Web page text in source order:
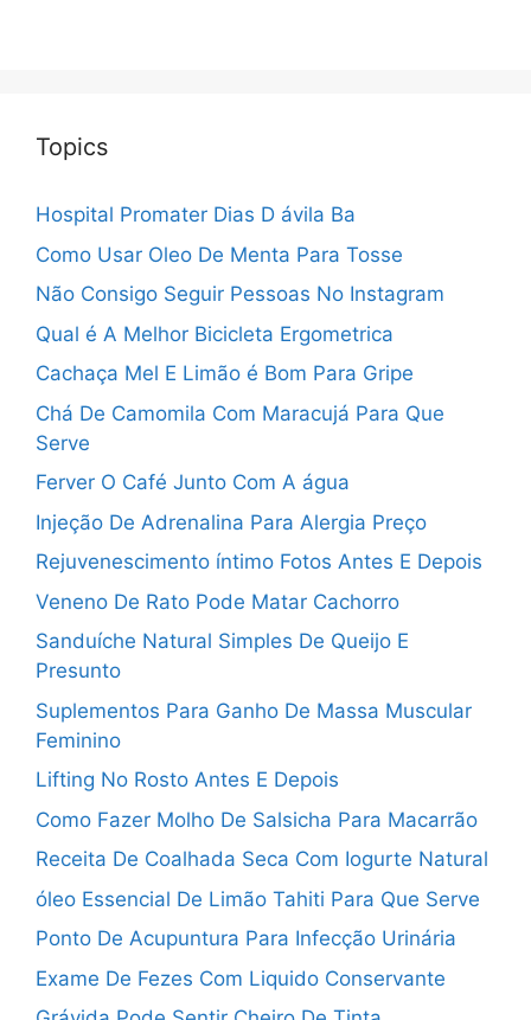
Topics
Hospital Promater Dias D ávila Ba
Como Usar Oleo De Menta Para Tosse
Não Consigo Seguir Pessoas No Instagram
Qual é A Melhor Bicicleta Ergometrica
Cachaça Mel E Limão é Bom Para Gripe
Chá De Camomila Com Maracujá Para Que
Serve
Ferver O Café Junto Com A água
Injeção De Adrenalina Para Alergia Preço
Rejuvenescimento íntimo Fotos Antes E Depois
Veneno De Rato Pode Matar Cachorro
Sanduíche Natural Simples De Queijo E
Presunto
Suplementos Para Ganho De Massa Muscular
Feminino
Lifting No Rosto Antes E Depois
Como Fazer Molho De Salsicha Para Macarrão
Receita De Coalhada Seca Com Iogurte Natural
óleo Essencial De Limão Tahiti Para Que Serve
Ponto De Acupuntura Para Infecção Urinária
Exame De Fezes Com Liquido Conservante